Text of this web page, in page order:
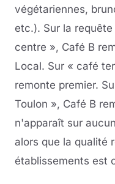
végétariennes,
etc.). Sur la requête
centre », Café B
Local. Sur « café
remonte premier.
Toulon », Café B
n'apparaît sur
alors que la qualité
établissements est